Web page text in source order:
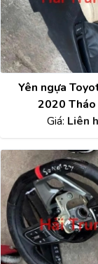
Yên ngựa
2020 Tháo
Giá: Liên